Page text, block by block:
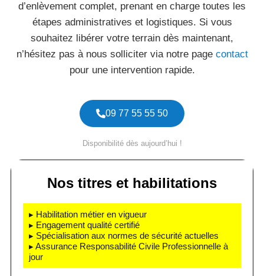
d’enlèvement complet, prenant en charge toutes les
étapes administratives et logistiques. Si vous
souhaitez libérer votre terrain dès maintenant,
n’hésitez pas à nous solliciter via notre page contact
pour une intervention rapide.
09 77 55 55 50
Disponibilité dès aujourd’hui !
Nos titres et habilitations
▸ Habilitation métier en vigueur
▸ Engagement qualité certifié
▸ Spécialisation aux normes de sécurité actuelles
▸ Assurance Responsabilité Civile Professionnelle à
jour